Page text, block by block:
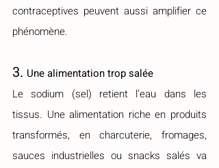
contraceptives peuvent aussi amplifier ce
phénomène.
3. Une alimentation trop salée
Le sodium (sel) retient l’eau dans les
tissus. Une alimentation riche en produits
transformés, en charcuterie, fromages,
sauces industrielles ou snacks salés va